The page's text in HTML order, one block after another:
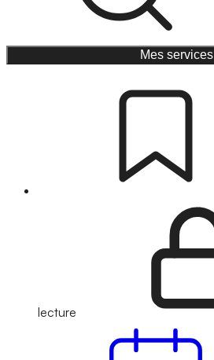
Mes services
lecture